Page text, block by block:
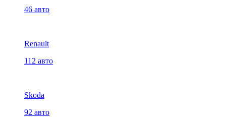
46 авто
Renault
112 авто
Skoda
92 авто